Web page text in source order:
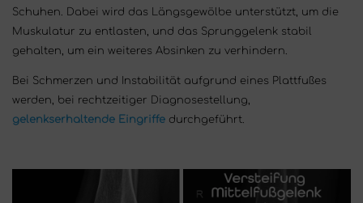
Schuhen. Dabei wird das Längsgewölbe unterstützt, um die
Muskulatur zu entlasten, und das Sprunggelenk stabil
gehalten, um ein weiteres Absinken zu verhindern.
Bei Schmerzen und Instabilität aufgrund eines Plattfußes
werden, bei rechtzeitiger Diagnosestellung,
gelenkserhaltende Eingriffe durchgeführt.